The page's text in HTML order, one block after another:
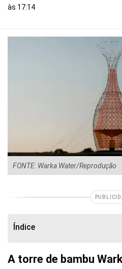
às 17:14
FONTE: Warka Water/Reprodução
Índice
A torre de bambu